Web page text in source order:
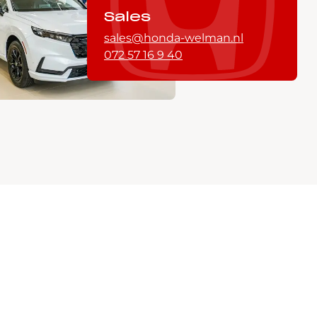
Sales
sales@honda-welman.nl
072 57 16 9 40